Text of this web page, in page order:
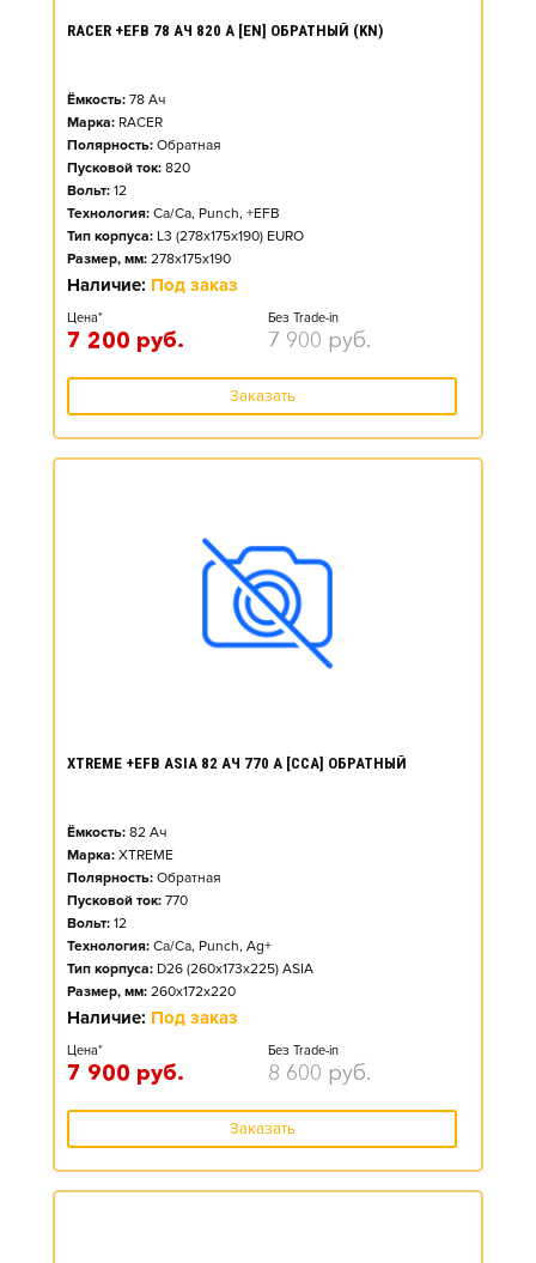
RACER +EFB 78 АЧ 820 А [EN] ОБРАТНЫЙ (KN)
Ёмкость: 78 Ач
Марка: RACER
Полярность: Обратная
Пусковой ток: 820
Вольт: 12
Технология: Ca/Ca, Punch, +EFB
Тип корпуса: L3 (278x175x190) EURO
Размер, мм: 278x175x190
Наличие: Под заказ
Цена*
7 200 руб.
Без Trade-in
7 900 руб.
Заказать
XTREME +EFB ASIA 82 АЧ 770 А [CCA] ОБРАТНЫЙ
Ёмкость: 82 Ач
Марка: XTREME
Полярность: Обратная
Пусковой ток: 770
Вольт: 12
Технология: Ca/Ca, Punch, Ag+
Тип корпуса: D26 (260x173x225) ASIA
Размер, мм: 260x172x220
Наличие: Под заказ
Цена*
7 900 руб.
Без Trade-in
8 600 руб.
Заказать